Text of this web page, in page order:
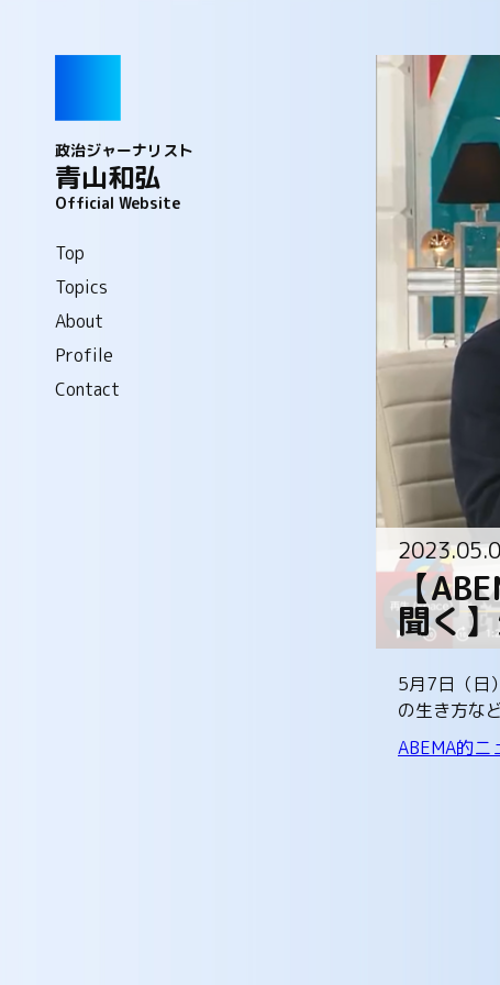
政治ジャーナリスト
青山和弘
Official Website
Top
Topics
About
Profile
Contact
【
聞く
5月7日（日
の生き方な
ABEMA的ニ